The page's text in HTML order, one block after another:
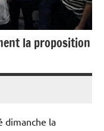
la proposition
dimanche la